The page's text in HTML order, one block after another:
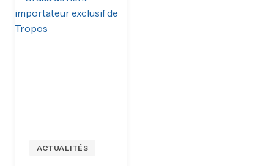
ACTUALITÉS